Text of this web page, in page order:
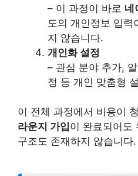
– 이 과정이 바로 네
도의 개인정보 입
지 않습니다.
개인화 설정
– 관심 분야 추가,
정 등 개인 맞춤형
이 전체 과정에서 비용이
라운지 가입이 완료되어도
구조도 존재하지 않습니다.